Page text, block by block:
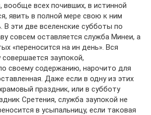
вообще всех почивших, в истинной
явить в полной мере свою к ним
В эти две вселенские субботы по
совсем оставляется служба Минеи, а
«переносится на ин день». Вся
заупокой,
своему содержанию, нарочито для
Даже если в одну из этих
праздник, или в субботу
Сретения, служба заупокой не
в усыпальницу, если таковая